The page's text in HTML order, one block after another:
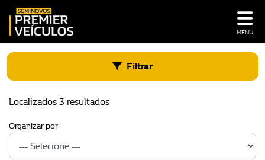
MENU
Localizados 3 resultados
Filtrar
Organizar por